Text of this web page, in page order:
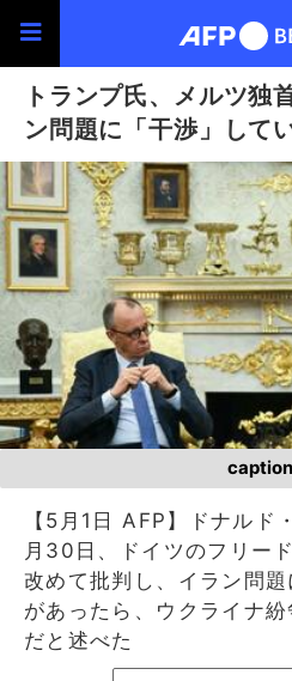
トランプ氏、メルツ独
ン問題に「干渉」して
【5月1日 AFP】ドナルド
月30日、ドイツのフリー
改めて批判し、イラン問
があったら、ウクライナ
だと述べた